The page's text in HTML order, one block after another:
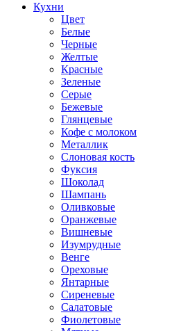
Кухни
Цвет
Белые
Черные
Желтые
Красные
Зеленые
Серые
Бежевые
Глянцевые
Кофе с молоком
Металлик
Слоновая кость
Фуксия
Шоколад
Шампань
Оливковые
Оранжевые
Вишневые
Изумрудные
Венге
Ореховые
Янтарные
Сиреневые
Салатовые
Фиолетовые